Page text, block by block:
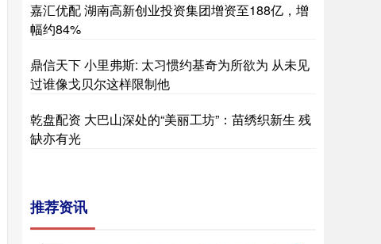
嘉汇优配 湖南高新创业投资集团增资至188亿，增
幅约84%
鼎信天下 小里弗斯: 太习惯约基奇为所欲为 从未见
过谁像戈贝尔这样限制他
乾盘配资 大巴山深处的“美丽工坊”：苗绣织新生 残
缺亦有光
推荐资讯